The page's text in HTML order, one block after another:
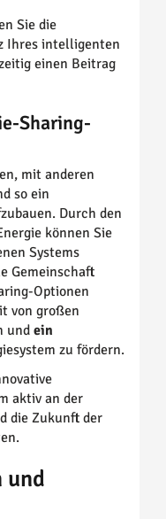
Sie die
Ihres intelligenten
einen Beitrag
Sharing-
mit anderen
so ein
Durch den
können Sie
Systems
Gemeinschaft
Optionen
von großen
und ein
zu fördern.
aktiv an der
die Zukunft der
und